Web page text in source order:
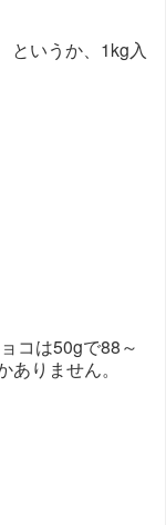
いうか、1kg入
コは50gで88～
りません。